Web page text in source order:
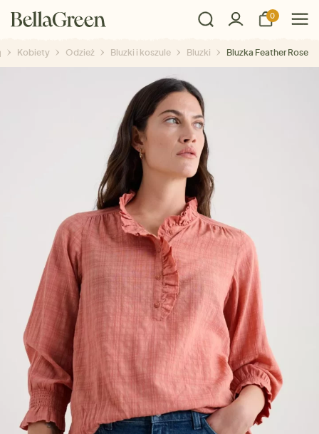
0
Kobiety Odzież Bluzki i koszule Bluzki Bluzka Feather Rose